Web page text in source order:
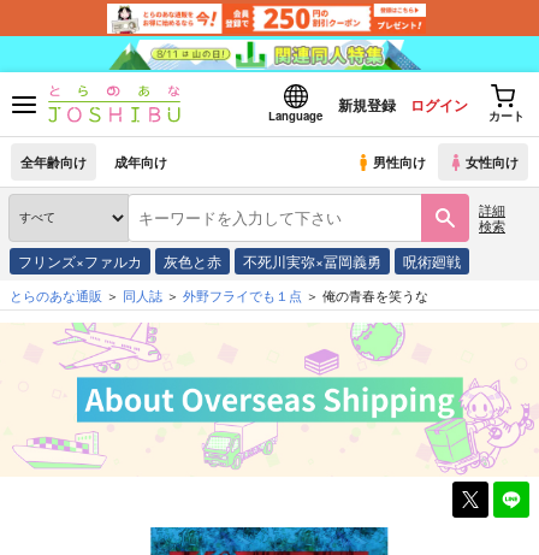
Language
新規登録 ログイン
カート
全年齢向け 成年向け 男性向け 女性向け
詳細
検索
フリンズ×ファルカ 灰色と赤 不死川実弥×冨岡義勇 呪術廻戦
とらのあな通販 同人誌 外野フライでも１点 俺の青春を笑うな